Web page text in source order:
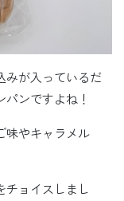
みが入っているだ
ンですよね！
味やキャラメル
チョイスしまし